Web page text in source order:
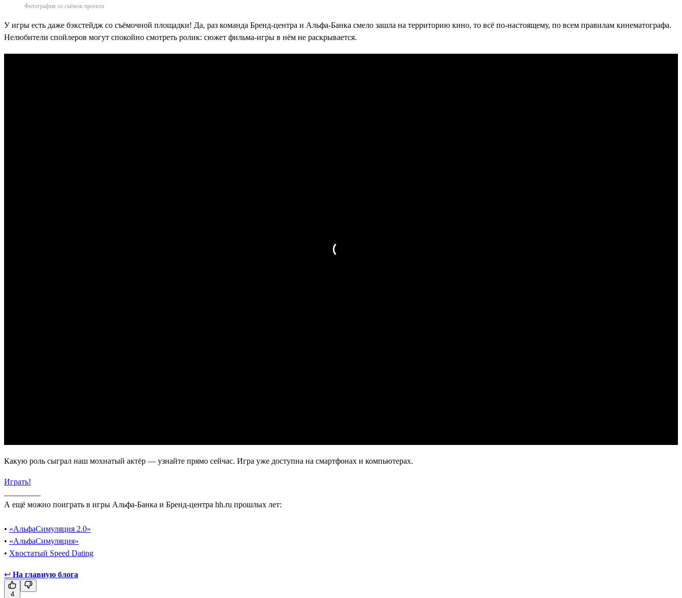
Фотография со съёмок проекта
У игры есть даже бэкстейдж со съёмочной площадки! Да, раз команда Бренд-центра и Альфа-Банка смело зашла на территорию кино, то всё по-настоящему, по всем правилам кинематографа.
Нелюбители спойлеров могут спокойно смотреть ролик: сюжет фильма-игры в нём не раскрывается.
Какую роль сыграл наш мохнатый актёр — узнайте прямо сейчас. Игра уже доступна на смартфонах и компьютерах.
Играть!
А ещё можно поиграть в игры Альфа-Банка и Бренд-центра hh.ru прошлых лет:
• «АльфаСимуляция 2.0»
• «АльфаСимуляция»
• Хвостатый Speed Dating
↩ На главную блога
4